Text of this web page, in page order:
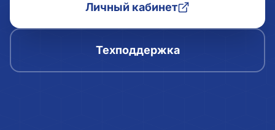
Личный кабинет
Техподдержка